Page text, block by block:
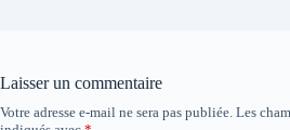
Laisser un commentaire
Votre adresse e-mail ne sera pas publiée. Les